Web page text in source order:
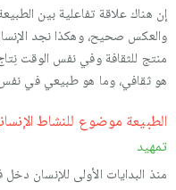
إن هناك علاقة تفاعلية بين
والعكس صحيح، وهكذا نجد
منتج للثقافة وفي نفس الوقت
هو ثقافي، وما هو طبيعي في
الطبيعة موضوع للنشاط
تمهيد
منذ البدايات الأولى للإنسان